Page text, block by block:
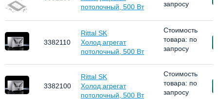
потолочный, 500 Вт
запросу
3382110
Rittal SK
Холод.агрегат
потолочный, 500 Вт
Стоимость
товара: по
запросу
3382100
Rittal SK
Холод.агрегат
потолочный, 500 Вт
Стоимость
товара: по
запросу